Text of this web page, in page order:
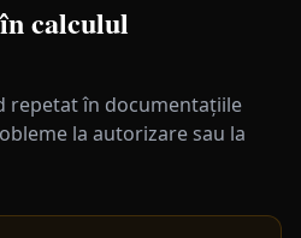
calculul
repetat în documentațiile
la autorizare sau la